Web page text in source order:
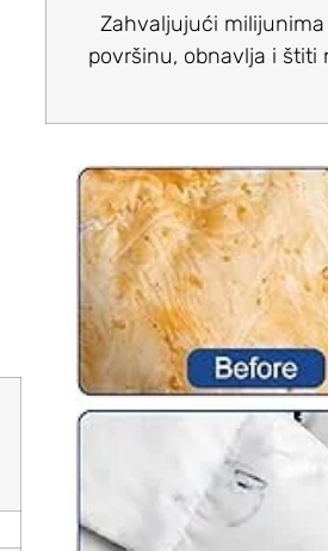
Zahvaljujući
površinu, obnavlja i štiti